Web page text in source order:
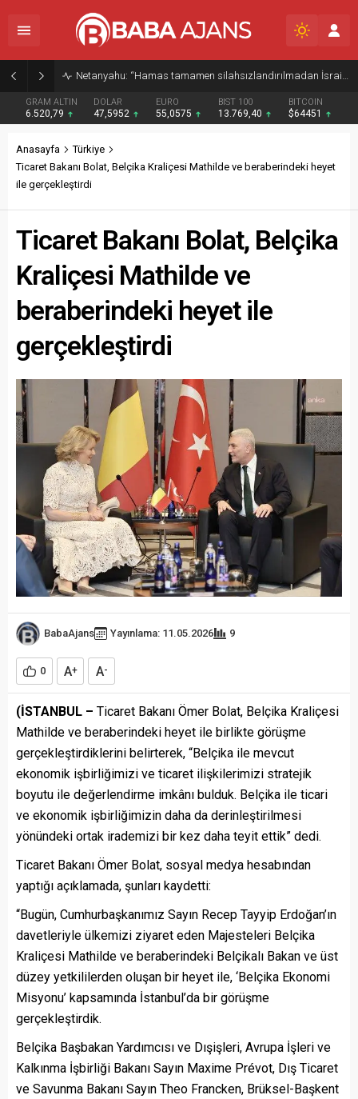
Netanyahu: “Hamas tamamen silahsızlandırılmadan İsrail Gazze’den çekilmeyecek”
GRAM ALTIN
6.520,79
DOLAR
47,5952
EURO
55,0575
BIST 100
13.769,40
BITCOIN
$64451
Anasayfa
Türkiye
Ticaret Bakanı Bolat, Belçika Kraliçesi Mathilde ve beraberindeki heyet
ile gerçekleştirdi
Ticaret Bakanı Bolat, Belçika
Kraliçesi Mathilde ve
beraberindeki heyet ile
gerçekleştirdi
BabaAjans Yayınlama: 11.05.2026 9
0 A+ A-
(İSTANBUL – Ticaret Bakanı Ömer Bolat, Belçika Kraliçesi
Mathilde ve beraberindeki heyet ile birlikte görüşme
gerçekleştirdiklerini belirterek, “Belçika ile mevcut
ekonomik işbirliğimizi ve ticaret ilişkilerimizi stratejik
boyutu ile değerlendirme imkânı bulduk. Belçika ile ticari
ve ekonomik işbirliğimizin daha da derinleştirilmesi
yönündeki ortak irademizi bir kez daha teyit ettik” dedi.
Ticaret Bakanı Ömer Bolat, sosyal medya hesabından
yaptığı açıklamada, şunları kaydetti:
“Bugün, Cumhurbaşkanımız Sayın Recep Tayyip Erdoğan’ın
davetleriyle ülkemizi ziyaret eden Majesteleri Belçika
Kraliçesi Mathilde ve beraberindeki Belçikalı Bakan ve üst
düzey yetkililerden oluşan bir heyet ile, ‘Belçika Ekonomi
Misyonu’ kapsamında İstanbul’da bir görüşme
gerçekleştirdik.
Belçika Başbakan Yardımcısı ve Dışişleri, Avrupa İşleri ve
Kalkınma İşbirliği Bakanı Sayın Maxime Prévot, Dış Ticaret
ve Savunma Bakanı Sayın Theo Francken, Brüksel-Başkent